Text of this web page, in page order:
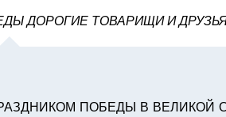
ДОРОГИЕ ТОВАРИЩИ И ДРУЗЬЯ
ПОБЕДЫ В ВЕЛИКОЙ